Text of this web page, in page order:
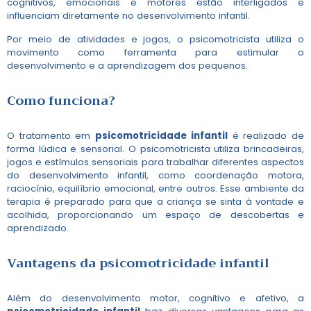
influenciam diretamente no desenvolvimento infantil.
Por meio de atividades e jogos, o psicomotricista utiliza o
movimento como ferramenta para estimular o
desenvolvimento e a aprendizagem dos pequenos.
Como funciona?
O tratamento em psicomotricidade infantilé realizado de
forma lúdica e sensorial. O psicomotricista utiliza brincadeiras,
jogos e estímulos sensoriais para trabalhar diferentes aspectos
do desenvolvimento infantil, como coordenação motora,
raciocínio, equilíbrio emocional, entre outros. Esse ambiente da
terapia é preparado para que a criança se sinta à vontade e
acolhida, proporcionando um espaço de descobertas e
aprendizado.
Vantagens dapsicomotricidade infantil
Além do desenvolvimento motor, cognitivo e afetivo, a